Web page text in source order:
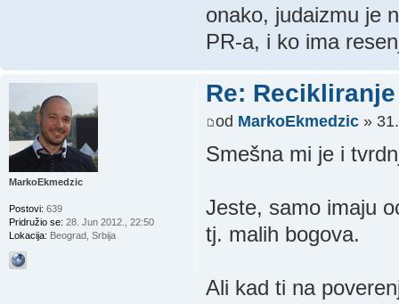
onako, judaizmu je
PR-a, i ko ima
Re:
od MarkoEkmedzic» 31.
Smešna mi je i
Jeste, samo imaju
tj. malih bogova.
Ali kad ti na
MarkoEkmedzic
Postovi: 639
Pridružio se: 28. Jun 2012., 22:50
Lokacija: Beograd, Srbija